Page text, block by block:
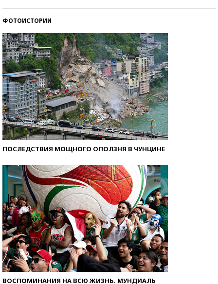
ФОТОИСТОРИИ
ПОСЛЕДСТВИЯ МОЩНОГО ОПОЛЗНЯ В ЧУНЦИНЕ
ВОСПОМИНАНИЯ НА ВСЮ ЖИЗНЬ. МУНДИАЛЬ